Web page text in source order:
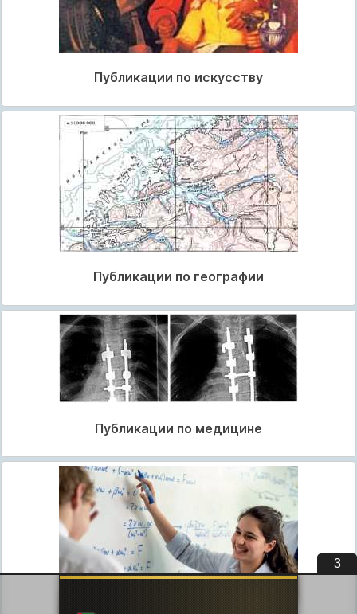
Публикации по искусству
Публикации по географии
Публикации по медицине
2